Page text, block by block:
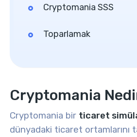
Cryptomania SSS
Toparlamak
Cryptomania
Cryptomania bir ticaret
dünyadaki ticaret ortamlarını